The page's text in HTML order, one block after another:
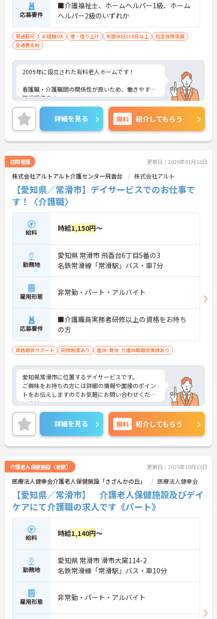
応募要件
■介護福祉士、ホームヘルパー1級、ホーム
ヘルパー2級のいずれか
車通勤可 未経験OK 寮・借り上げ 年間休日110日以上
社会保険完備
交通費支給
2009年に設立された有料老人ホームです！
看護職・介護職間の関係性が良いため、働きやすい
職場環境です。
ご利用者本位の介護サービスを目指し、教育研究に
力を入れていますので、未経験の方でも安心して働
いていただけます。
詳細を見る 無料 紹介してもらう
訪問看護 更新日：2026年01月16日
株式会社アルトアルト介護センター飛香台 株式会社アルト
【愛知県／常滑市】デイサービスでのお仕事で
す！〈介護職〉
給料 時給1,150円～
勤務地
愛知県 常滑市 飛香台6丁目5番の3
名鉄常滑線「常滑駅」バス・車7分
雇用形態 非常勤・パート・アルバイト
応募要件
■介護職員実務者研修以上の資格をお持ち
の方
資格取得サポート 研修制度あり 産休･育休･介護休暇取得実績あり
愛知県常滑市に位置するデイサービスです。
ご興味をお持ちの方には詳細の情報や面接のポイン
トをお伝えしますのでお気軽にお問い合わせくださ
いませ。
詳細を見る 無料 紹介してもらう
介護老人保健施設（老健） 更新日：2025年10月15日
医療法人健幸会介護老人保健施設「さざんかの丘」 医療法人健幸会
【愛知県／常滑市】 介護老人保健施設及びデイ
ケアにて介護職の求人です《パート》
給料 時給1,140円～
勤務地
愛知県 常滑市 滑市大窯114-2
名鉄常滑線「常滑駅」バス・車10分
雇用形態 非常勤・パート・アルバイト